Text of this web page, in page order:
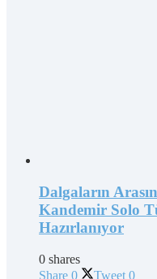
Dalgaların
Kandemir Solo
Hazırlanıyor
0 shares
Share 0 Tweet 0